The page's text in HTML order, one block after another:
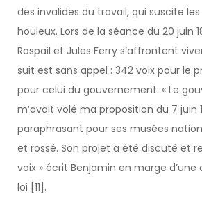
des invalides du travail, qui suscite
houleux. Lors de la séance du 20 juin
Raspail et Jules Ferry s’affrontent
suit est sans appel : 342 voix pour le
pour celui du gouvernement. « Le
m’avait volé ma proposition du 7 juin
paraphrasant pour ses musées
et rossé. Son projet a été discuté et
voix » écrit Benjamin en marge
loi [11].